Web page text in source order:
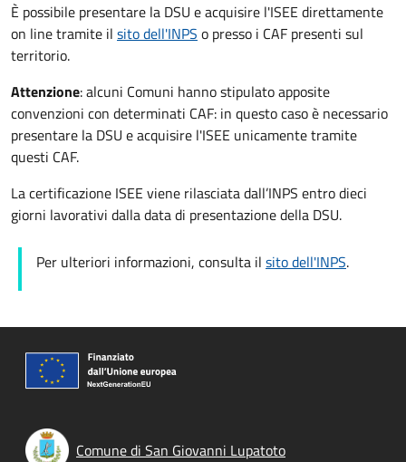
È possibile presentare la DSU e acquisire l'ISEE direttamente
on line tramite il sito dell'INPS o presso i CAF presenti sul
territorio.
Attenzione: alcuni Comuni hanno stipulato apposite
convenzioni con determinati CAF: in questo caso è necessario
presentare la DSU e acquisire l'ISEE unicamente tramite
questi CAF.
La certificazione ISEE viene rilasciata dall’INPS entro dieci
giorni lavorativi dalla data di presentazione della DSU.
Per ulteriori informazioni, consulta il sito dell'INPS.
Comune di San Giovanni Lupatoto